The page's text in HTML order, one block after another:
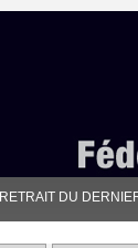
RETRAIT DU